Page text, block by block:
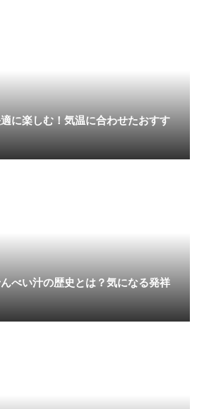
に楽しむ！気温に合わせたおすす
べい汁の歴史とは？気になる発祥